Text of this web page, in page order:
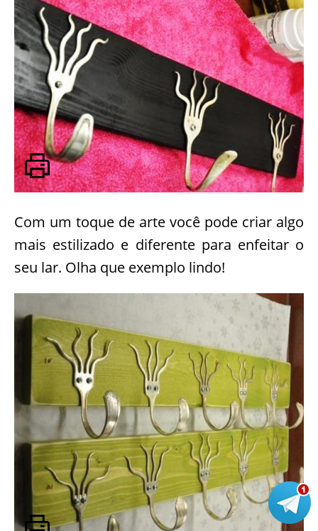
Com um toque de arte você pode criar algo
mais estilizado e diferente para enfeitar o
seu lar. Olha que exemplo lindo!